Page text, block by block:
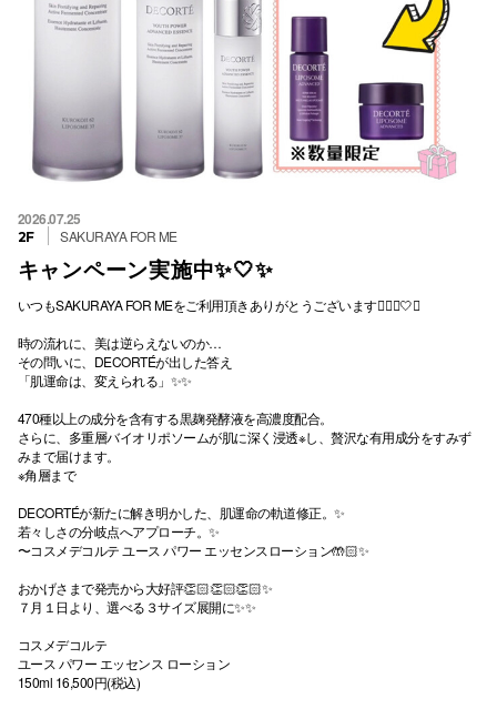
2026.07.25
2F SAKURAYA FOR ME
キャンペーン実施中✨🤍✨
いつもSAKURAYA FOR MEをご利用頂きありがとうございます💁🏻‍♀️🤍✨
時の流れに、美は逆らえないのか…
その問いに、DECORTÉが出した答え
「肌運命は、変えられる」✨✨
470種以上の成分を含有する黒麹発酵液を高濃度配合。
さらに、多重層バイオリポソームが肌に深く浸透※し、贅沢な有用成分をすみず
みまで届けます。
※角層まで
DECORTÉが新たに解き明かした、肌運命の軌道修正。✨
若々しさの分岐点へアプローチ。✨
〜コスメデコルテ ユース パワー エッセンスローション🤲🏻✨
おかげさまで発売から大好評👏🏻👏🏻👏🏻✨
７月１日より、選べる３サイズ展開に✨✨
コスメデコルテ
ユース パワー エッセンス ローション
150ml 16,500円(税込)